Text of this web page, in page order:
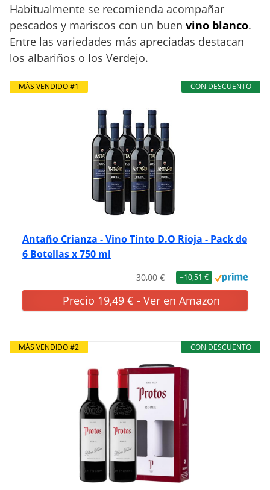
Habitualmente se recomienda acompañar
pescados y mariscos con un buen vino blanco.
Entre las variedades más apreciadas destacan
los albariños o los Verdejo.
CON DESCUENTO
MÁS VENDIDO #1
Antaño Crianza - Vino Tinto D.O Rioja - Pack de
6 Botellas x 750 ml
30,00 € −10,51 €
Precio 19,49 € - Ver en Amazon
CON DESCUENTO
MÁS VENDIDO #2